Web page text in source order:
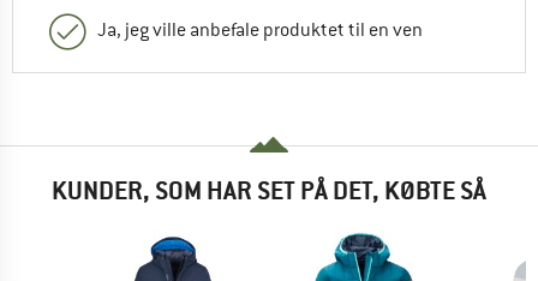
Ja, jeg ville anbefale produktet til en ven
KUNDER, SOM HAR SET PÅ DET, KØBTE SÅ